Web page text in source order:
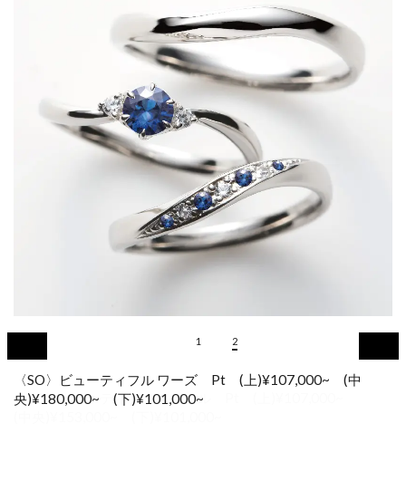
〈SO〉ビューティフル ワーズ Pt (上)¥107,000~ (中
央)¥180,000~ (下)¥101,000~
1 2